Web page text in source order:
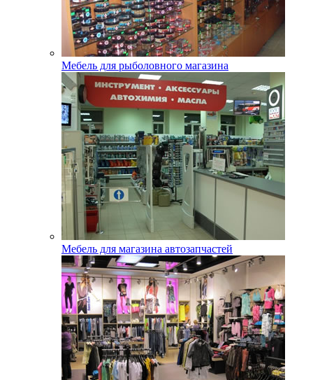
Мебель для рыболовного магазина
Мебель для магазина автозапчастей